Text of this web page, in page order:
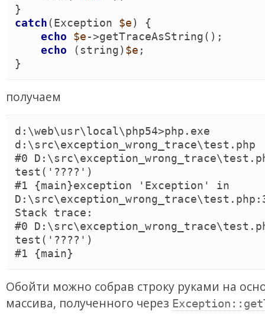
}
catch(Exception $e)
{
echo
$e->getTraceAsString( ) ;
echo
(string) $e
}
получаем
d:\web\usr\local\php54>php.exe
d:\src\exception_wrong_trace\test.php
#0
test('????')
#1 {main}exception 'Exception' in
Stack trace:
#0
test('????')
Обойти можно собрав строку руками на
массива, полученного через